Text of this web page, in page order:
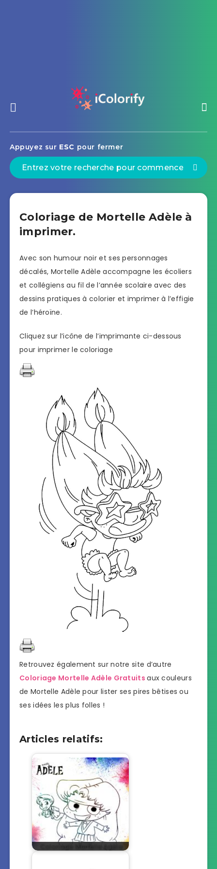
Appuyez sur ESC pour fermer
Coloriage de Mortelle Adèle à
imprimer.
Avec son humour noir et ses personnages
décalés, Mortelle Adèle accompagne les écoliers
et collégiens au fil de l’année scolaire avec des
dessins pratiques à colorier et imprimer à l’effigie
de l’héroïne.
Cliquez sur l’icône de l’imprimante ci-dessous
pour imprimer le coloriage
Retrouvez également sur notre site d’autre
Coloriage Mortelle Adèle Gratuitsaux couleurs
de Mortelle Adèle pour lister ses pires bêtises ou
ses idées les plus folles !
Articles relatifs:
Coloriage Mortelle Adèle